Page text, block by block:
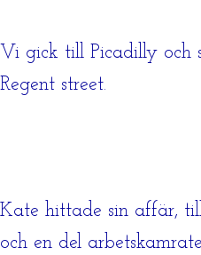
Vi gick till Picadilly och
Regent street.
Kate hittade sin affär,
och en del